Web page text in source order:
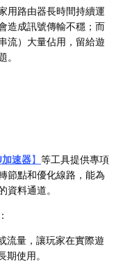
用路由器長時間持續運
造成訊號傳輸不穩；而
流）大量佔用，留給遊
。
加速器】 等工具提供專項
節點和優化線路，能為
資料通道。
流量，讓玩家在實際遊
使用。